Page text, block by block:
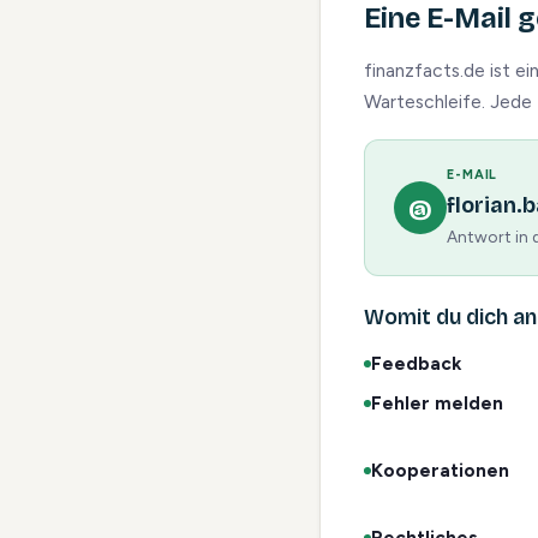
Eine E-Mail
finanzfacts.de ist
Warteschleife. Jede
@
E-MAIL
Antwort in
Womit du dich
Feedback
Fehler melden
Kooperationen